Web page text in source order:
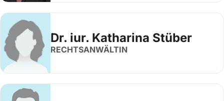
Dr. iur. Katharina Stüber
RECHTSANWÄLTIN